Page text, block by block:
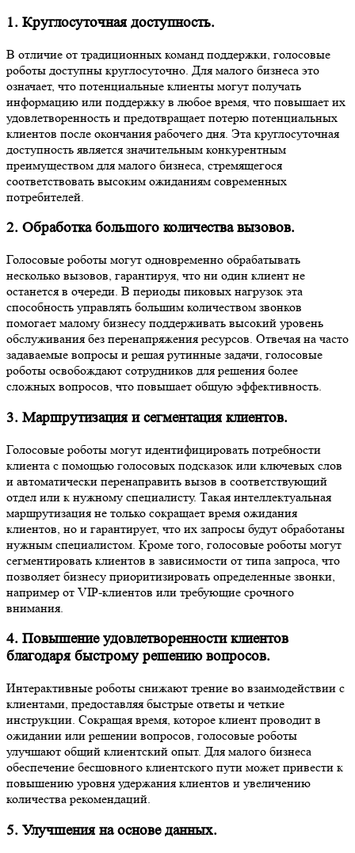
1. Круглосуточная доступность.
В отличие от традиционных команд поддержки, голосовые
роботы доступны круглосуточно. Для малого бизнеса это
означает, что потенциальные клиенты могут получать
информацию или поддержку в любое время, что повышает их
удовлетворенность и предотвращает потерю потенциальных
клиентов после окончания рабочего дня. Эта круглосуточная
доступность является значительным конкурентным
преимуществом для малого бизнеса, стремящегося
соответствовать высоким ожиданиям современных
потребителей.
2. Обработка большого количества вызовов.
Голосовые роботы могут одновременно обрабатывать
несколько вызовов, гарантируя, что ни один клиент не
останется в очереди. В периоды пиковых нагрузок эта
способность управлять большим количеством звонков
помогает малому бизнесу поддерживать высокий уровень
обслуживания без перенапряжения ресурсов. Отвечая на часто
задаваемые вопросы и решая рутинные задачи, голосовые
роботы освобождают сотрудников для решения более
сложных вопросов, что повышает общую эффективность.
3. Маршрутизация и сегментация клиентов.
Голосовые роботы могут идентифицировать потребности
клиента с помощью голосовых подсказок или ключевых слов
и автоматически перенаправить вызов в соответствующий
отдел или к нужному специалисту. Такая интеллектуальная
маршрутизация не только сокращает время ожидания
клиентов, но и гарантирует, что их запросы будут обработаны
нужным специалистом. Кроме того, голосовые роботы могут
сегментировать клиентов в зависимости от типа запроса, что
позволяет бизнесу приоритизировать определенные звонки,
например от VIP-клиентов или требующие срочного
внимания.
4. Повышение удовлетворенности клиентов
благодаря быстрому решению вопросов.
Интерактивные роботы снижают трение во взаимодействии с
клиентами, предоставляя быстрые ответы и четкие
инструкции. Сокращая время, которое клиент проводит в
ожидании или решении вопросов, голосовые роботы
улучшают общий клиентский опыт. Для малого бизнеса
обеспечение бесшовного клиентского пути может привести к
повышению уровня удержания клиентов и увеличению
количества рекомендаций.
5. Улучшения на основе данных.